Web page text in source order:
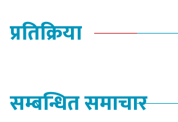
प्रतिक्रिया
सम्बन्धित समाचार